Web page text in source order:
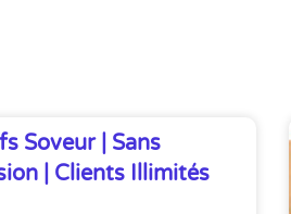
Soveur | Sans
| Clients Illimités